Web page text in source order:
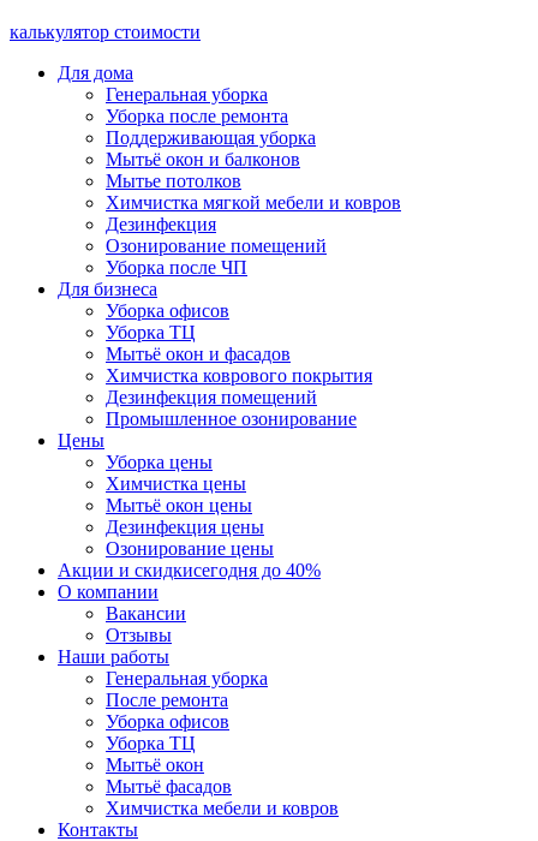
калькулятор стоимости
Для дома
Генеральная уборка
Уборка после ремонта
Поддерживающая уборка
Мытьё окон и балконов
Мытье потолков
Химчистка мягкой мебели и ковров
Дезинфекция
Озонирование помещений
Уборка после ЧП
Для бизнеса
Уборка офисов
Уборка ТЦ
Мытьё окон и фасадов
Химчистка коврового покрытия
Дезинфекция помещений
Промышленное озонирование
Цены
Уборка цены
Химчистка цены
Мытьё окон цены
Дезинфекция цены
Озонирование цены
Акции и скидкисегодня до 40%
О компании
Вакансии
Отзывы
Наши работы
Генеральная уборка
После ремонта
Уборка офисов
Уборка ТЦ
Мытьё окон
Мытьё фасадов
Химчистка мебели и ковров
Контакты